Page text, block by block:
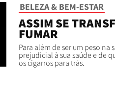
BELEZA & BEM-ESTAR
ASSIM SE
FUMAR
Para além de ser um peso
prejudicial à sua saúde e de
os cigarros para trás.